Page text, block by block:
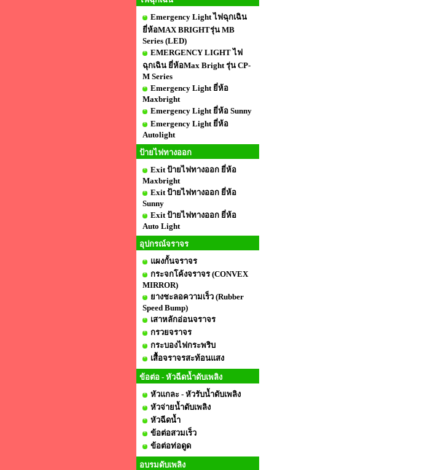
Emergency Light ไฟฉุกเฉิน
ยี่ห้อMAX BRIGHTรุ่น MB
Series (LED)
EMERGENCY LIGHT ไฟ
ฉุกเฉิน ยี่ห้อMax Bright รุ่น CP-
M Series
Emergency Light ยี่ห้อ
Maxbright
Emergency Light ยี่ห้อ Sunny
Emergency Light ยี่ห้อ
Autolight
ป้ายไฟทางออก
Exit ป้ายไฟทางออก ยี่ห้อ
Maxbright
Exit ป้ายไฟทางออก ยี่ห้อ
Sunny
Exit ป้ายไฟทางออก ยี่ห้อ
Auto Light
อุปกรณ์จราจร
แผงกั้นจราจร
กระจกโค้งจราจร (CONVEX
MIRROR)
ยางชะลอความเร็ว (Rubber
Speed Bump)
เสาหลักอ่อนจราจร
กรวยจราจร
กระบองไฟกระพริบ
เสื้อจราจรสะท้อนแสง
ข้อต่อ - หัวฉีดน้ำดับเพลิง
หัวแกละ - หัวรับน้ำดับเพลิง
หัวจ่ายน้ำดับเพลิง
หัวฉีดน้ำ
ข้อต่อสวมเร็ว
ข้อต่อท่อดูด
อบรมดับเพลิง